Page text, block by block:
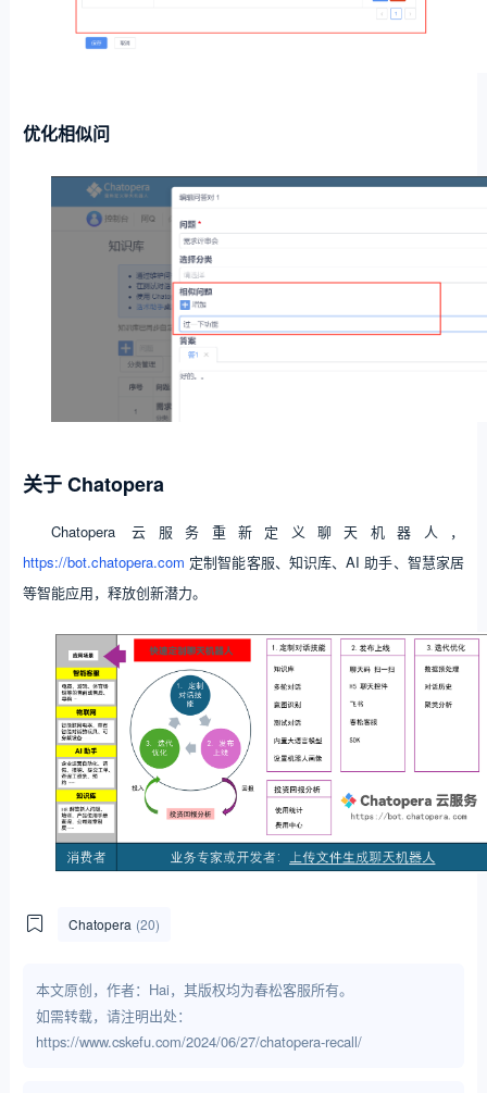
优化相似问
关于 Chatopera
Chatopera 云服务重新定义聊天机器人，
https://bot.chatopera.com 定制智能客服、知识库、AI 助手、智慧家居
等智能应用，释放创新潜力。
Chatopera (20)
本文原创，作者：Hai，其版权均为春松客服所有。
如需转载，请注明出处：
https://www.cskefu.com/2024/06/27/chatopera-recall/